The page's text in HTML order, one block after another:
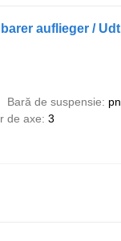
auflieger /
Bară de suspensie
de axe 3